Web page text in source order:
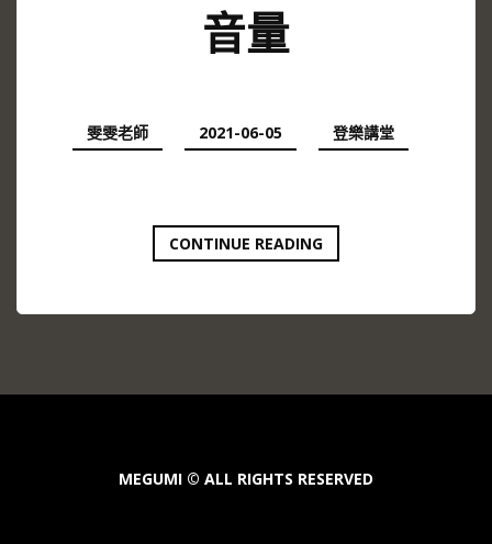
音量
雯雯老師 2021-06-05 登樂講堂
CONTINUE READING提
琴
何
量
MEGUMI © ALL RIGHTS RESERVED